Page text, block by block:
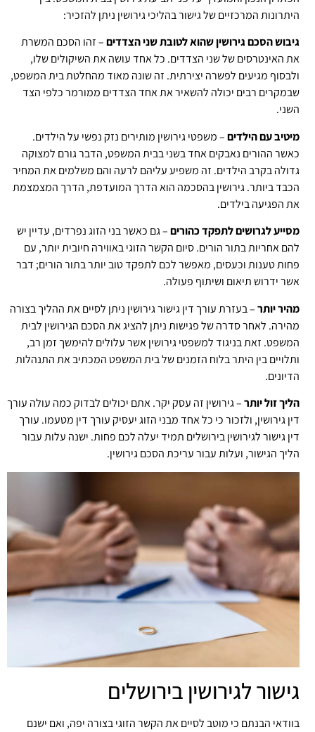
היתרונות המרכזיים של גישור בהליכי גירושין ניתן להזכיר:
גיבוש הסכם גירושין שהוא לטובת שני הצדדים– זהו הסכם המשרת
את האינטרסים של שני הצדדים. כל אחד עושה את השיקולים שלו,
ולבסוף מגיעים לפשרה יצירתית. זה שונה מאוד מהחלטת בית המשפט,
שבמקרים רבים יכולה להשאיר את אחד הצדדים ממורמר כלפי הצד
השני.
מיטיב עם הילדים– משפטי גירושין מותירים נזק נפשי על הילדים.
כאשר ההורים נאבקים אחד בשני בבית המשפט, הדבר גורם למצוקה
גדולה בקרב הילדים. זה משפיע עליהם לרעה והם משלמים את המחיר
הכבד ביותר. גירושין בהסכמה הוא הדרך המועדפת, הדרך המצמצמת
את הפגיעה בילדים.
מסייע לגרושים לתפקד כהורים– גם כאשר בני הזוג נפרדים, עדיין יש
להם אחריות בתור הורים. סיום הקשר הזוגי באווירה חיובית יותר, עם
פחות טענות וכעסים, מאפשר לכם לתפקד טוב יותר בתור הורים; דבר
אשר ידרוש תיאום ושיתוף פעולה.
מהיר יותר– בעזרת עורך דין גישור גירושין ניתן לסיים את ההליך בצורה
מהירה. לאחר סדרה של פגישות ניתן להציג את הסכם הגירושין לבית
המשפט. זאת בניגוד למשפטי גירושין אשר עלולים להימשך זמן רב,
ותלויים בין היתר בלוח הזמנים של בית המשפט המכתיב את התנהלות
הדיונים.
הליך זול יותר– גירושין זה עסק יקר. אתם יכולים לבדוק כמה עולה עורך
דין גירושין, ולזכור כי כל אחד מבני הזוג יעסיק עורך דין מטעמו. עורך
דין גישור לגירושין בירושלים תמיד יעלה לכם פחות. ישנה עלות עבור
הליך הגישור, ועלות עבור עריכת הסכם גירושין.
גישור לגירושין בירושלים
בוודאי הבנתם כי מוטב לסיים את הקשר הזוגי בצורה יפה, ואם ישנם